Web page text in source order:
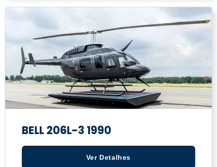
BELL 206L-3 1990
Ver Detalhes